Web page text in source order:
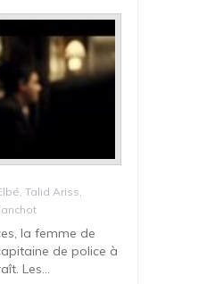
Talid Ariss,
la femme de
de police à
Les...